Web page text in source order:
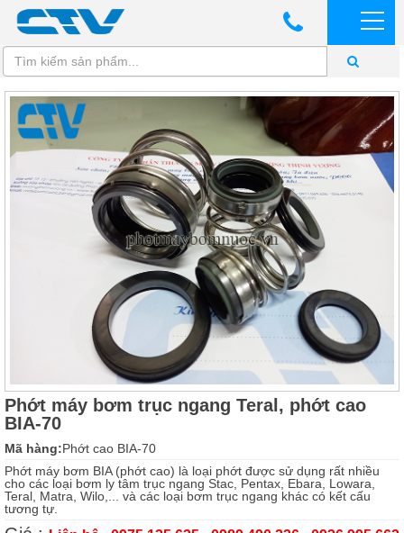
Phớt máy bơm trục ngang Teral, phớt cao
BIA-70
Mã hàng:Phớt cao BIA-70
Phớt máy bơm BIA (phớt cao) là loại phớt được sử dụng rất nhiều
cho các loại bơm ly tâm trục ngang Stac, Pentax, Ebara, Lowara,
Teral, Matra, Wilo,... và các loại bơm trục ngang khác có kết cấu
tương tự.